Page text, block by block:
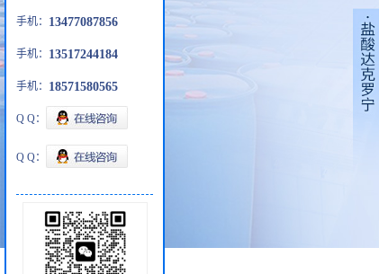
手机： 13477087856
手机： 13517244184
手机： 18571580565
Q Q：
Q Q：